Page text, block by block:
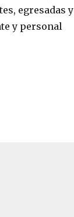
egresadas y
y personal